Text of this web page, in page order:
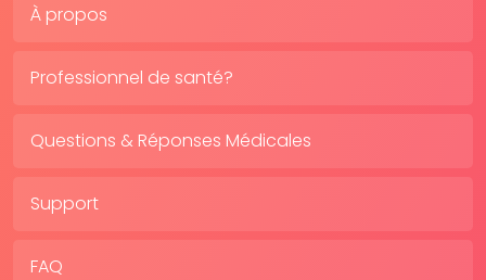
À propos
Professionnel de santé?
Questions & Réponses Médicales
Support
FAQ